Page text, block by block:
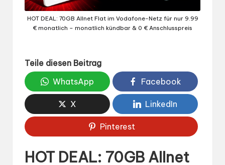
HOT DEAL: 70GB Allnet Flat im Vodafone-Netz für nur 9.99
€ monatlich – monatlich kündbar & 0 € Anschlusspreis
Teile diesen Beitrag
WhatsApp
Facebook
X LinkedIn
Pinterest
HOT DEAL: 70GB Allnet